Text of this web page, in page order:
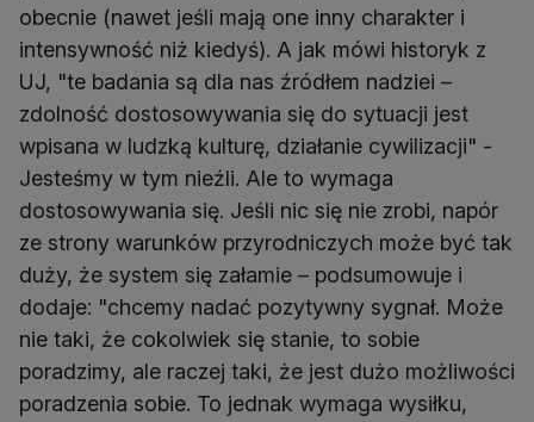
obecnie (nawet jeśli mają one inny charakter i
intensywność niż kiedyś). A jak mówi historyk z
UJ, "te badania są dla nas źródłem nadziei –
zdolność dostosowywania się do sytuacji jest
wpisana w ludzką kulturę, działanie cywilizacji" -
Jesteśmy w tym nieźli. Ale to wymaga
dostosowywania się. Jeśli nic się nie zrobi, napór
ze strony warunków przyrodniczych może być tak
duży, że system się załamie – podsumowuje i
dodaje: "chcemy nadać pozytywny sygnał. Może
nie taki, że cokolwiek się stanie, to sobie
poradzimy, ale raczej taki, że jest dużo możliwości
poradzenia sobie. To jednak wymaga wysiłku,